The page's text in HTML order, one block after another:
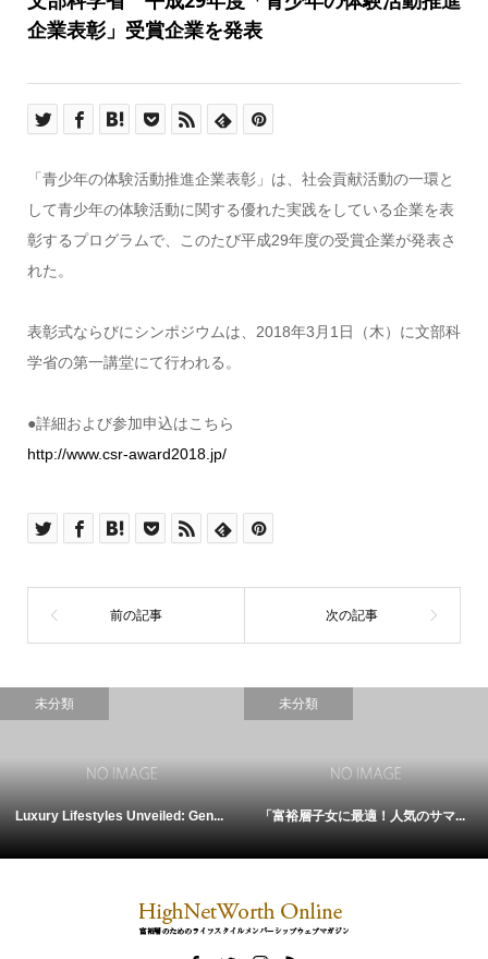
企業表彰」受賞企業を発表
「青少年の体験活動推進企業表彰」は、社会貢献活動の一環と
して青少年の体験活動に関する優れた実践をしている企業を表
彰するプログラムで、このたび平成29年度の受賞企業が発表さ
れた。
表彰式ならびにシンポジウムは、2018年3月1日（木）に文部科
学省の第一講堂にて行われる。
●詳細および参加申込はこちら
http://www.csr-award2018.jp/
未分類
Luxury Lifestyles Unveiled: Gen...
未分類
「富裕層子女に最適！人気のサマ...